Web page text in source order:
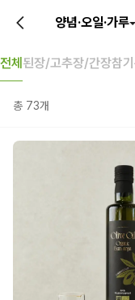
양념·오일·가루
전체 된장/고추장/간장참
총 73개